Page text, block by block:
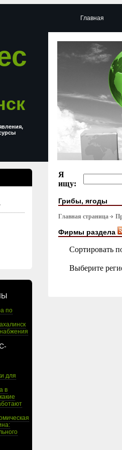
по
для
в
Главная
Я
ищу:
Грибы, ягоды
Главная страница
Фирмы раздела
Сортировать
Выберите